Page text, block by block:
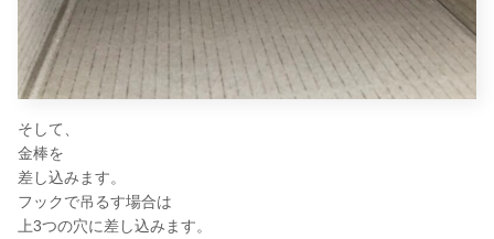
そして、
金棒を
差し込みます。
フックで吊るす場合は
上3つの穴に差し込みます。